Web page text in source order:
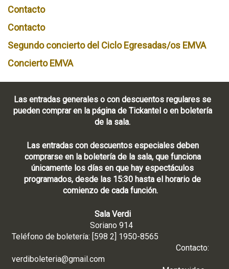
Contacto
Contacto
Segundo concierto del Ciclo Egresadas/os EMVA
Concierto EMVA
Las entradas generales o con descuentos regulares se
pueden comprar en la página de Tickantel o en boletería
de la sala.
Las entradas con descuentos especiales deben
comprarse en la boletería de la sala, que funciona
únicamente los días en que hay espectáculos
programados, desde las 15:30 hasta el horario de
comienzo de cada función.
Sala Verdi
Soriano 914
Teléfono de boletería: [598 2] 1950-8565
Contacto:
verdiboleteria@gmail.com